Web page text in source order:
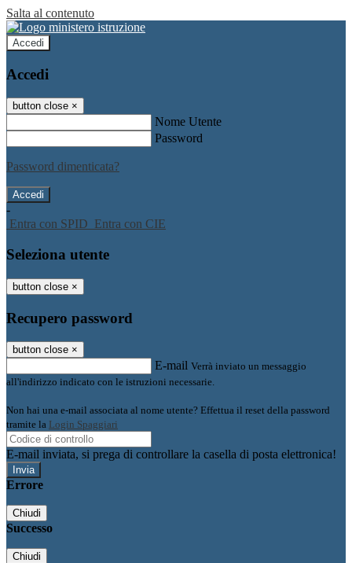
Salta al contenuto
Accedi
Accedi
button close ×
Nome Utente
Password
Password dimenticata?
-
Entra con SPID Entra con CIE
Seleziona utente
button close ×
Recupero password
button close ×
E-mail Verrà inviato un messaggio
all'indirizzo indicato con le istruzioni necessarie.
Non hai una e-mail associata al nome utente? Effettua il reset della password
tramite la Login Spaggiari
E-mail inviata, si prega di controllare la casella di posta elettronica!
Errore
Chiudi
Successo
Chiudi